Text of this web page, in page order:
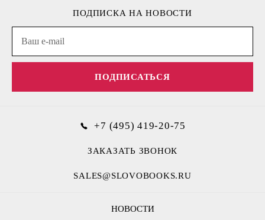
НОВОСТИ
ПОДПИСКА НА НОВОСТИ
ПОДПИСАТЬСЯ
+7 (495) 419-20-75
ЗАКАЗАТЬ ЗВОНОК
SALES@SLOVOBOOKS.RU